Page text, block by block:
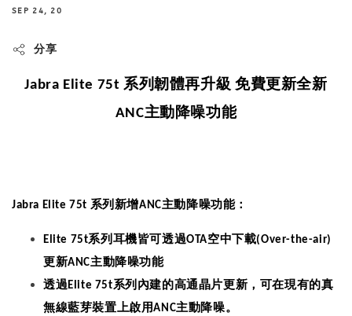
SEP 24, 20
分享
Jabra Elite 75t 系列韌體再升級 免費更新全新
ANC主動降噪功能
Jabra Elite 75t 系列新增ANC主動降噪功能：
Elite 75t系列耳機皆可透過OTA空中下載(Over-the-air)
更新ANC主動降噪功能
透過Elite 75t系列 內建的高通晶片更新，可在現有的真
無線藍芽裝置上啟用ANC主動降噪。